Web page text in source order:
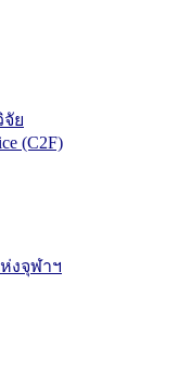
ย
(C2F)
งจุฬาฯ